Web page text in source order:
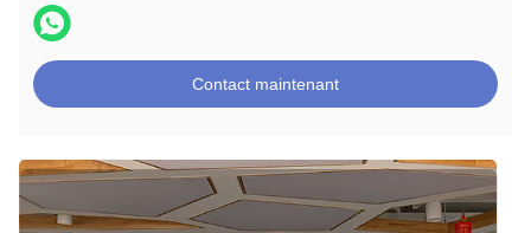
Contact maintenant